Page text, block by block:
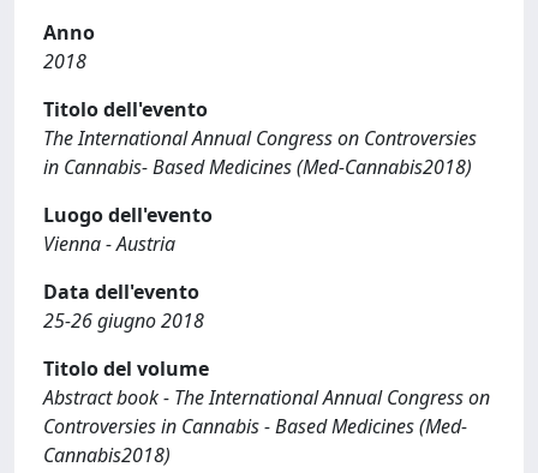
Anno
2018
Titolo dell'evento
The International Annual Congress on Controversies
in Cannabis- Based Medicines (Med-Cannabis2018)
Luogo dell'evento
Vienna - Austria
Data dell'evento
25-26 giugno 2018
Titolo del volume
Abstract book - The International Annual Congress on
Controversies in Cannabis - Based Medicines (Med-
Cannabis2018)